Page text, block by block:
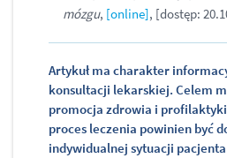
mózgu, [online], [dostęp:
Artykuł ma charakter
konsultacji lekarskiej. Celem
promocja zdrowia i
proces leczenia powinien być
indywidualnej sytuacji